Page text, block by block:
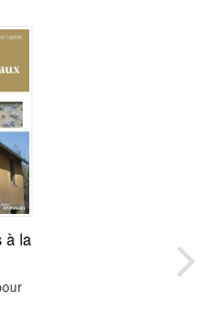
à la